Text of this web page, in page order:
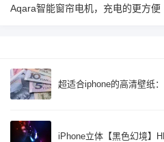
Aqara智能窗帘电机，充电的更方便
超适合iphone的高清壁纸
iPhone立体【黑色幻境】